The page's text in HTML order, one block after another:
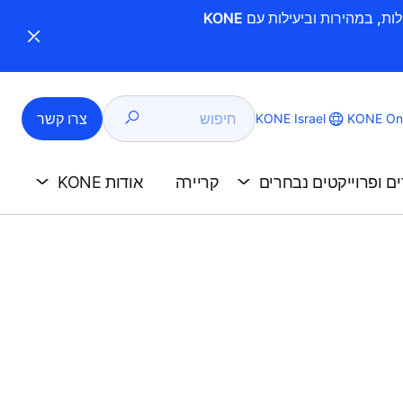
KONE
KONE Israel חיפוש צרו קשר
ופרוייקטים נבחרים קריירה אודות KONE